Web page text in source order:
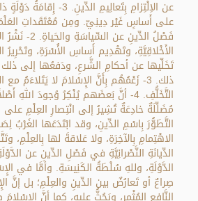
عن الاِلْتِزامِ بِتَعالِيمِ
فَصْلُ الدِّينِ عن
الأَخْلاقِيَّةِ، وتَهْدِيم أَساسِ الأُسْرَةِ،
تَخَلِّيها عن أحكامِ الشَّرعِ، ودَفعُها إلى ذلك
ذلك. 3- زَعْمُهُم بِأَنَّ الإِسْلامَ لا يَتَلاءَمُ
التَّخَلُّفِ. 4- أنَّ بَعضَهم يُنْكِرُ وُجودَ اللهِ
مُضَلِّلَةٌ خادِعَةٌ تُشِيرُ إلى انْتِصارِ العِلْمِ على
التَّطَوُّرَ بِاسْمِ الدِّينِ، وقد ابْتَدَعَها الغَرْبُ
الاهْتِمامِ بِالآخِرَةِ، ولا عَلاقةَ لها بِالعِلْمِ،
الدِّيانَةِ النَّصْرانِيَّةِ في فَصْلِ الدِّينِ عن
الدَّوْلَةِ، وللهِ سُلْطَةُ الكَنِيسَةِ. وأمَّا في
صِراعٌ أو تَعارُضٌ بين الدِّينِ والعِلْمِ؛ بل إنَّ